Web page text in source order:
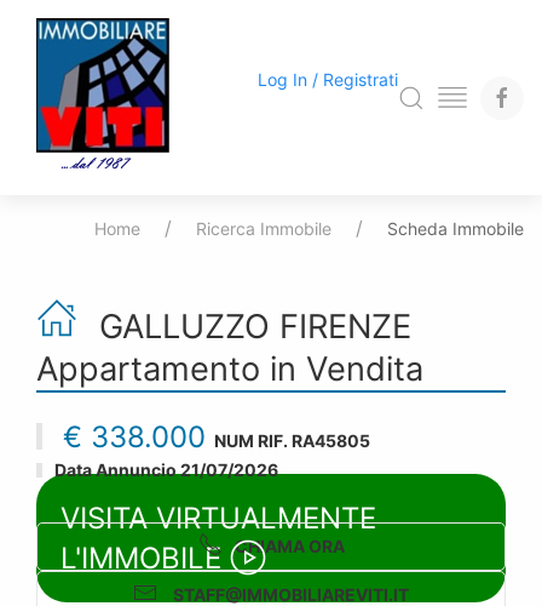
Log In / Registrati
Home Ricerca Immobile Scheda Immobile
GALLUZZO FIRENZE
Appartamento in Vendita
€ 338.000 NUM RIF. RA45805
Data Annuncio 21/07/2026
CHIAMA ORA
STAFF@IMMOBILIAREVITI.IT
VISITA VIRTUALMENTE
L'IMMOBILE